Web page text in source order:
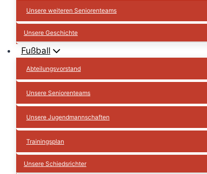
Unsere weiteren Seniorenteams
Unsere Geschichte
Fußball
Abteilungsvorstand
Unsere Seniorenteams
Unsere Jugendmannschaften
Trainingsplan
Unsere Schiedsrichter